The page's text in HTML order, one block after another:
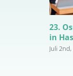
23.
in
Juli